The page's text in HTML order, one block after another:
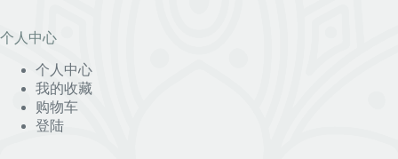
个人中心
个人中心
我的收藏
购物车
登陆